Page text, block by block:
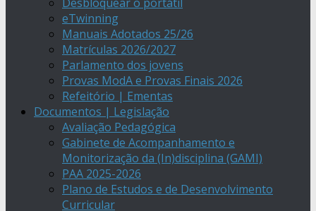
eTwinning
Manuais Adotados 25/26
Matrículas 2026/2027
Parlamento dos jovens
Provas ModA e Provas Finais 2026
Refeitório | Ementas
Documentos | Legislação
Avaliação Pedagógica
Gabinete de Acompanhamento e
Monitorização da (In)disciplina (GAMI)
PAA 2025-2026
Plano de Estudos e de Desenvolvimento
Curricular